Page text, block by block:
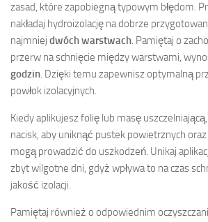
zasad, które zapobiegną typowym błędom.
nakładaj hydroizolację na dobrze
najmniej dwóch warstwach. Pamiętaj o
przerw na schnięcie między warstwami,
godzin. Dzięki temu zapewnisz optymalną
powłok izolacyjnych.
Kiedy aplikujesz folię lub masę
nacisk, aby uniknąć pustek powietrznych
mogą prowadzić do uszkodzeń. Unikaj
zbyt wilgotne dni, gdyż wpływa to na czas
jakość izolacji.
Pamiętaj również o odpowiednim